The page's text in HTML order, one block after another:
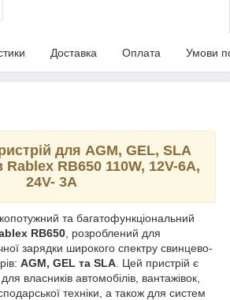
Доставка Оплата Умови
для AGM, GEL, SLA
Rablex RB650 110W, 12V-6A,
24V- 3A
та багатофункціональний
RB650 , розроблений для
зарядки широкого спектру свинцево-
AGM, GEL та SLA . Цей пристрій є
власників автомобілів, вантажівок,
техніки, а також для систем